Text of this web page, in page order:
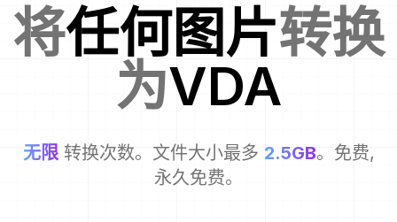
将任何图片转换
为VDA
无限 转换次数。文件大小最多 2.5GB。免费,
永久免费。